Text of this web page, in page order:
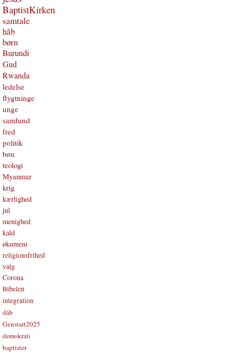
BaptistKirken
samtale
håb
børn
Burundi
Gud
Rwanda
ledelse
flygtninge
unge
samfund
fred
politik
bøn
teologi
Myanmar
krig
kærlighed
jul
menighed
kald
økumeni
religionsfrihed
valg
Corona
Bibelen
integration
dåb
Genstart2025
demokrati
baptister